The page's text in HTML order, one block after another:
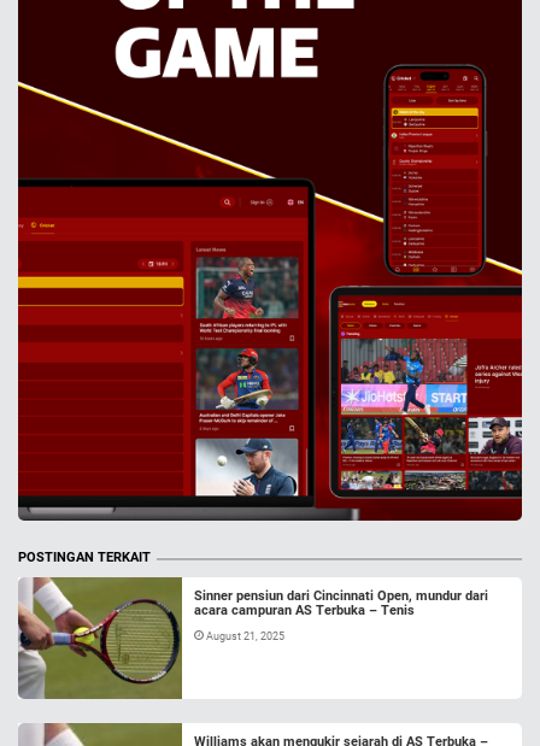
POSTINGAN TERKAIT
Sinner pensiun dari Cincinnati Open, mundur dari
acara campuran AS Terbuka – Tenis
August 21, 2025
Williams akan mengukir sejarah di AS Terbuka –